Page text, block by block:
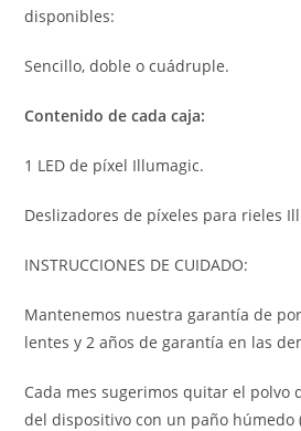
disponibles:
Sencillo, doble o cuádruple.
Contenido de cada caja:
1 LED de píxel Illumagic.
Deslizadores de píxeles para rieles
INSTRUCCIONES DE CUIDADO:
Mantenemos nuestra garantía de
lentes y 2 años de garantía en las
Cada mes sugerimos quitar el polvo
del dispositivo con un paño húmedo